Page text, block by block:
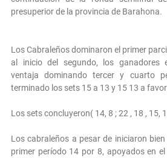
presuperior de la provincia de Barahona.
Los Cabraleños dominaron el primer
al inicio del segundo, los ganadores
ventaja dominando tercer y cuarto
terminado los sets 15 a 13 y 15 13 a
Los sets concluyeron( 14, 8 ; 22 , 18 , 15,
Los cabraleños a pesar de iniciaron
primer período 14 por 8, apoyados en